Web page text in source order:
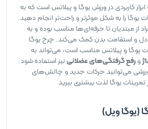
کاربردی در ورزش یوگا و پیلاتس است که به
را به شکل موثرتر و راحت‌تر انجام دهید.
از مبتدیان تا حرفه‌ای‌ها مناسب بوده و به
و استقامت بدن کمک می‌کند. چرخ یوگا
یوگا و پیلاتس مناسب است، می‌تواند به
ورفع گرفتگی‌های عضلانینیز استفاده شود.
ورزشی می‌توانید حرکات جدید و چالش‌های
یوگا لذت بیشتری ببرید
ویل)